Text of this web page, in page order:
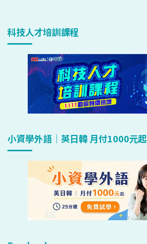
科技人才培訓課程
小資學外語｜英日韓 月付1000元起